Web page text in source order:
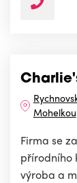
Mohelkou
Firma se
přírodního
výroba a